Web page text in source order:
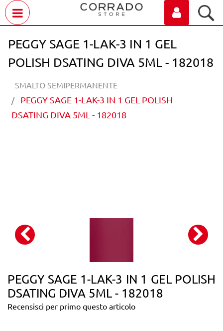
PEGGY SAGE 1-LAK-3 IN 1 GEL
POLISH DSATING DIVA 5ML - 182018
SMALTO SEMIPERMANENTE
PEGGY SAGE 1-LAK-3 IN 1 GEL POLISH
DSATING DIVA 5ML - 182018
PEGGY SAGE 1-LAK-3 IN 1 GEL POLISH
DSATING DIVA 5ML - 182018
Recensisci per primo questo articolo